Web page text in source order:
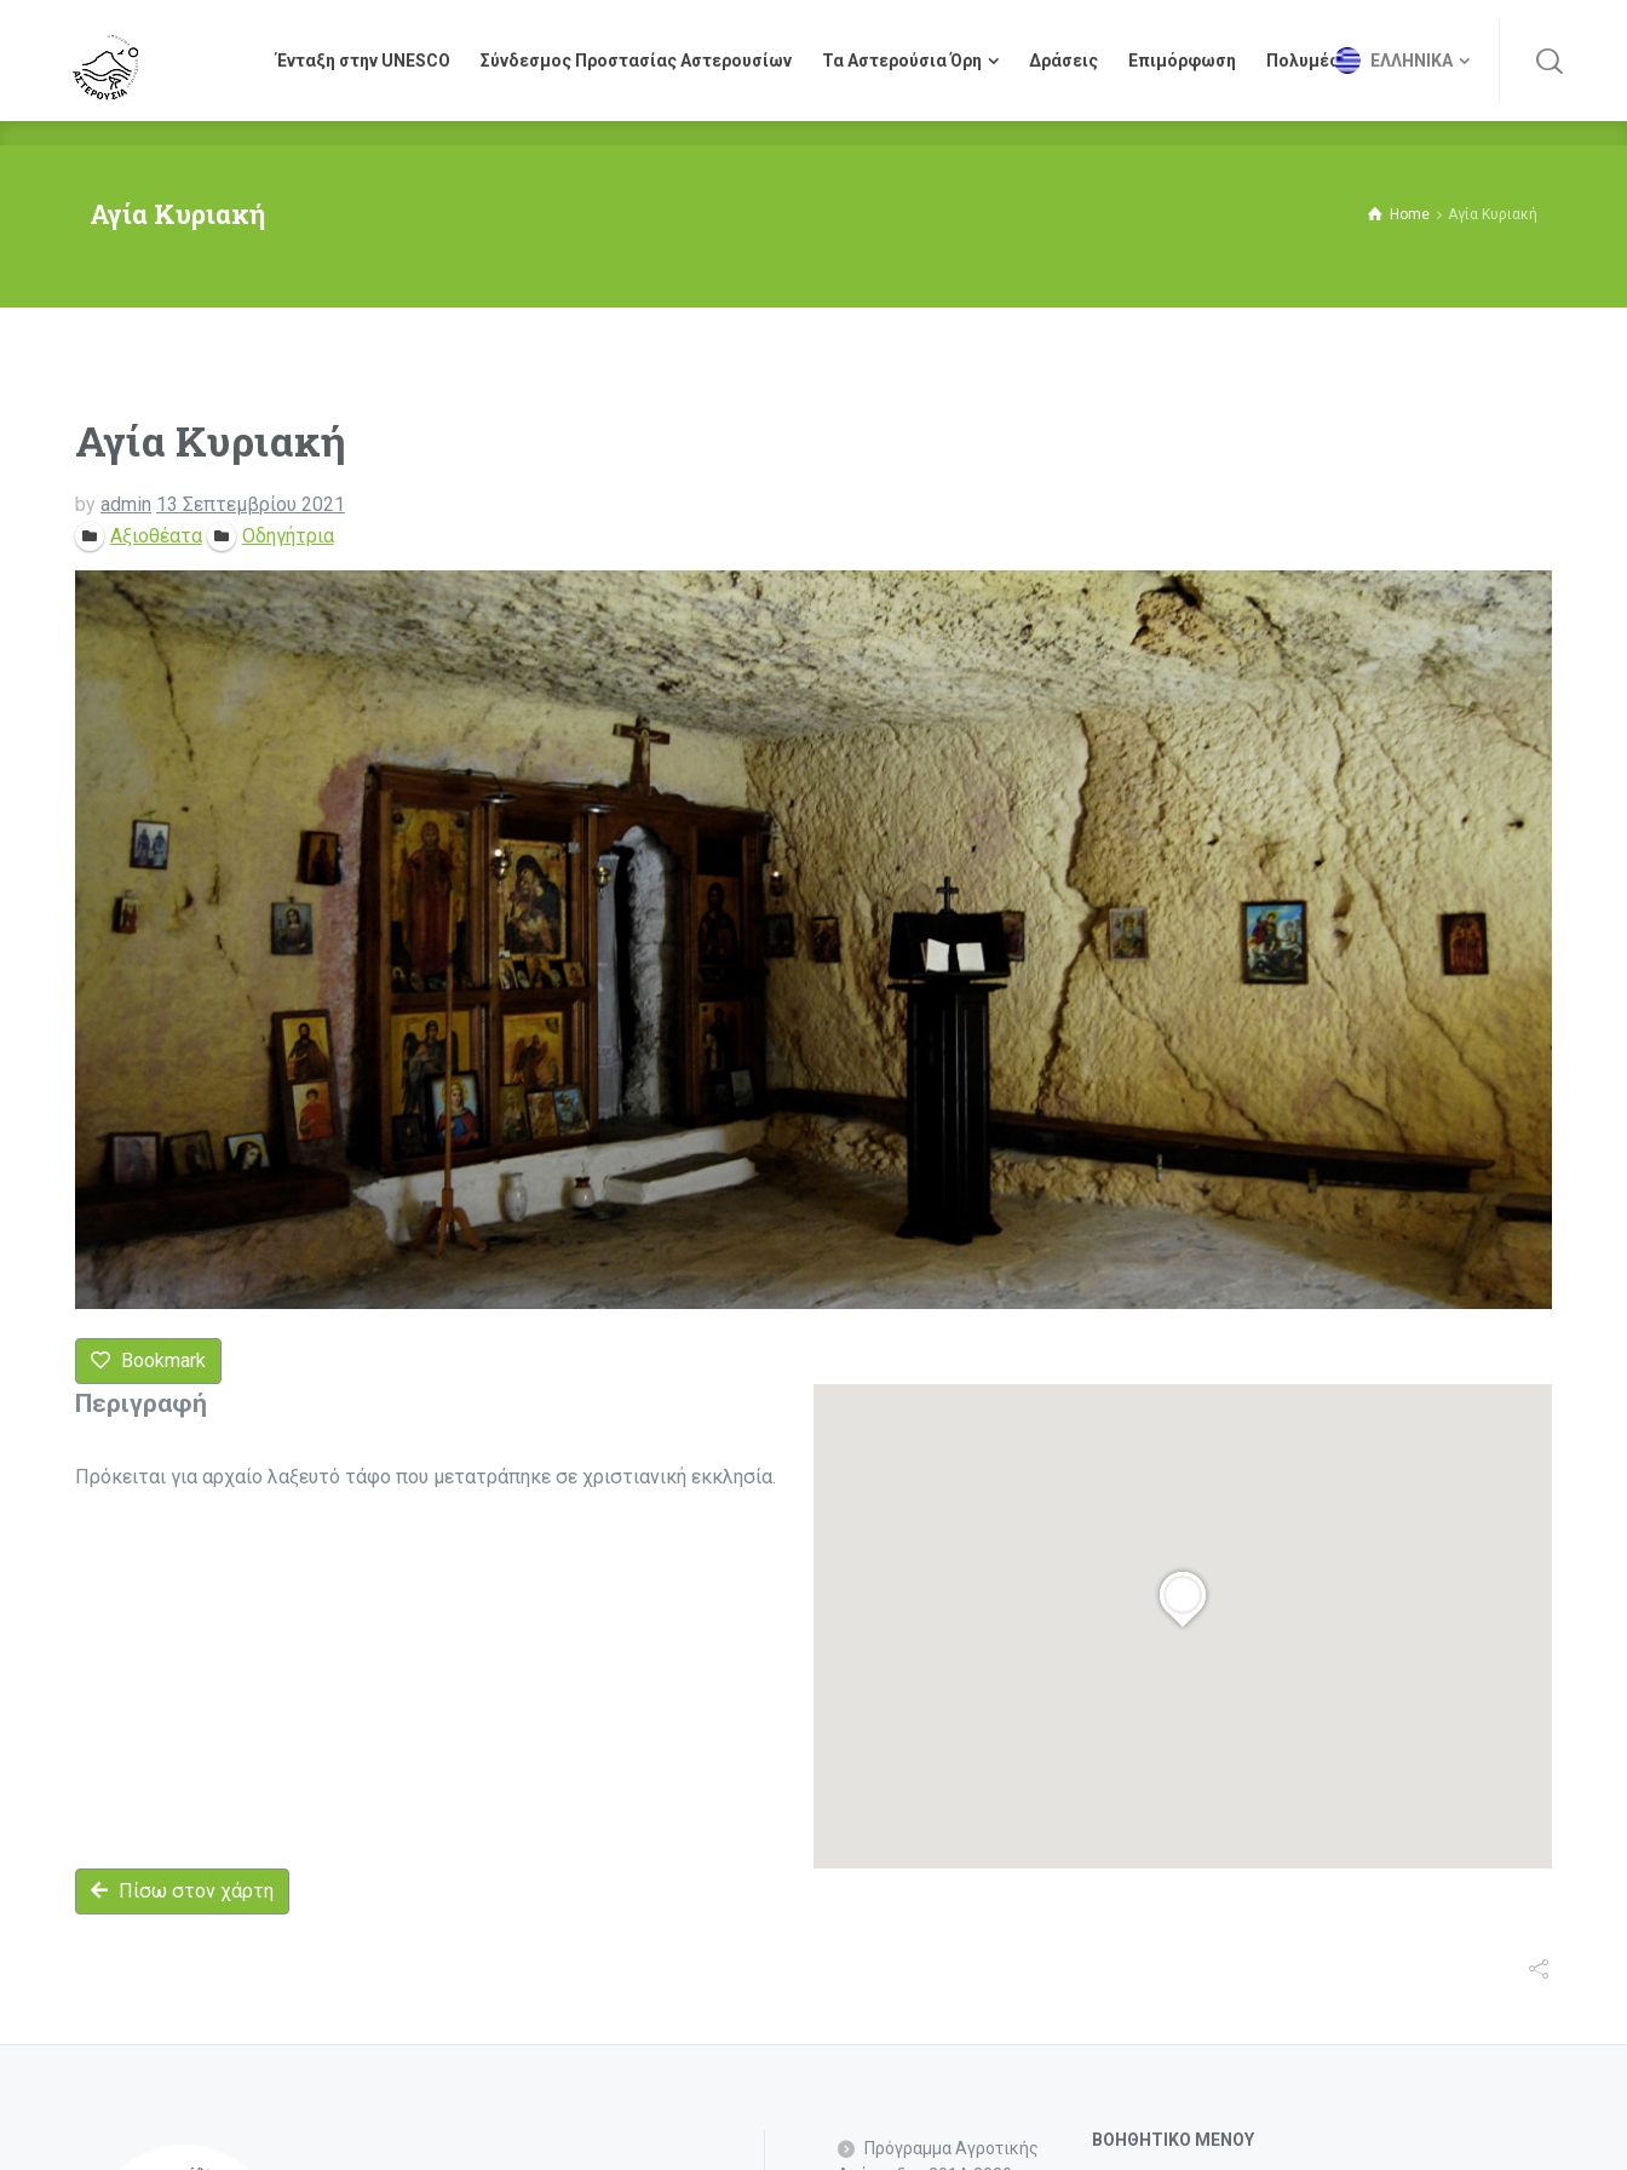
Ένταξη στην UNESCO Σύνδεσμος Προστασίας Αστερουσίων Τα Αστερούσια Όρη Δράσεις Επιμόρφωση Πολυμέσα ΕΛΛΗΝΙΚΆ
Αγία Κυριακή Home Αγία Κυριακή
Αγία Κυριακή
by admin 13 Σεπτεμβρίου 2021
Αξιοθέατα
Οδηγήτρια
Bookmark
Περιγραφή
Πρόκειται για αρχαίο λαξευτό τάφο που μετατράπηκε σε χριστιανική εκκλησία.
Πίσω στον χάρτη
Πρόγραμμα Αγροτικής
ΒΟΗΘΗΤΙΚΟ ΜΕΝΟΥ